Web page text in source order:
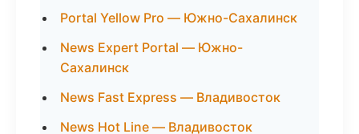
Portal Yellow Pro — Южно-Сахалинск
News Expert Portal — Южно-
Сахалинск
News Fast Express — Владивосток
News Hot Line — Владивосток